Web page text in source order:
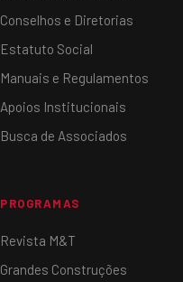
Conselhos e Diretorias
Estatuto Social
Manuais e Regulamentos
Apoios Institucionais
Busca de Associados
PROGRAMAS
Revista M&T
Grandes Construções